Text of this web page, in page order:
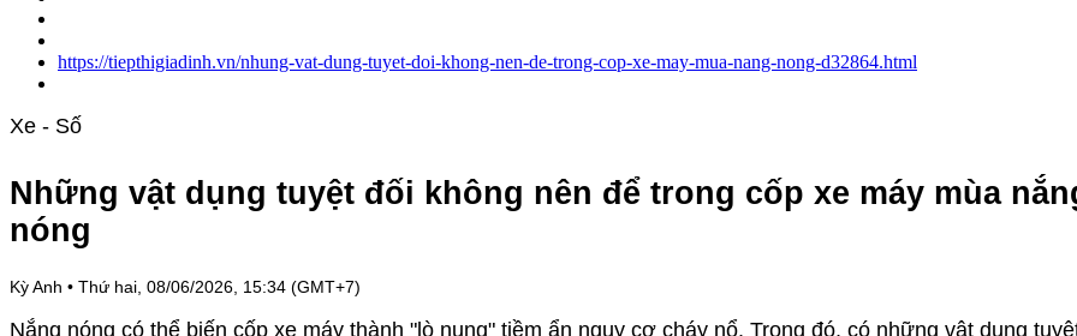
https://tiepthigiadinh.vn/nhung-vat-dung-tuyet-doi-khong-nen-de-trong-cop-xe-may-mua-nang-nong-d32864.html
Xe - Số
Những vật dụng tuyệt đối không nên để trong cốp xe máy mùa
nóng
Kỳ Anh • Thứ hai, 08/06/2026, 15:34 (GMT+7)
Nắng nóng có thể biến cốp xe máy thành "lò nung" tiềm ẩn nguy cơ cháy nổ. Trong đó, có những vật dụng